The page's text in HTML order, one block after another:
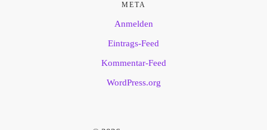
META
Anmelden
Eintrags-Feed
Kommentar-Feed
WordPress.org